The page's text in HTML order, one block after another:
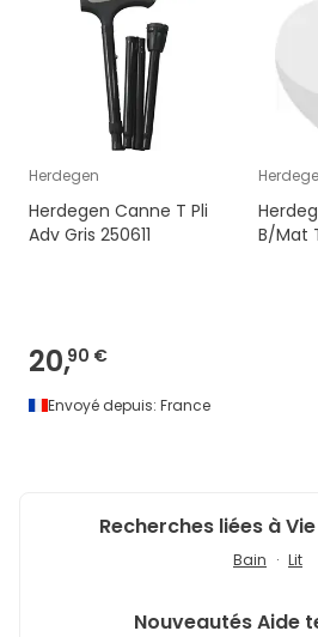
Herdegen
Herdegen Canne T Pli
Adv Gris 250611
20,90 €
Envoyé depuis: France
B/Mat
Recherches liées à
Bain Lit
NouveautésAide